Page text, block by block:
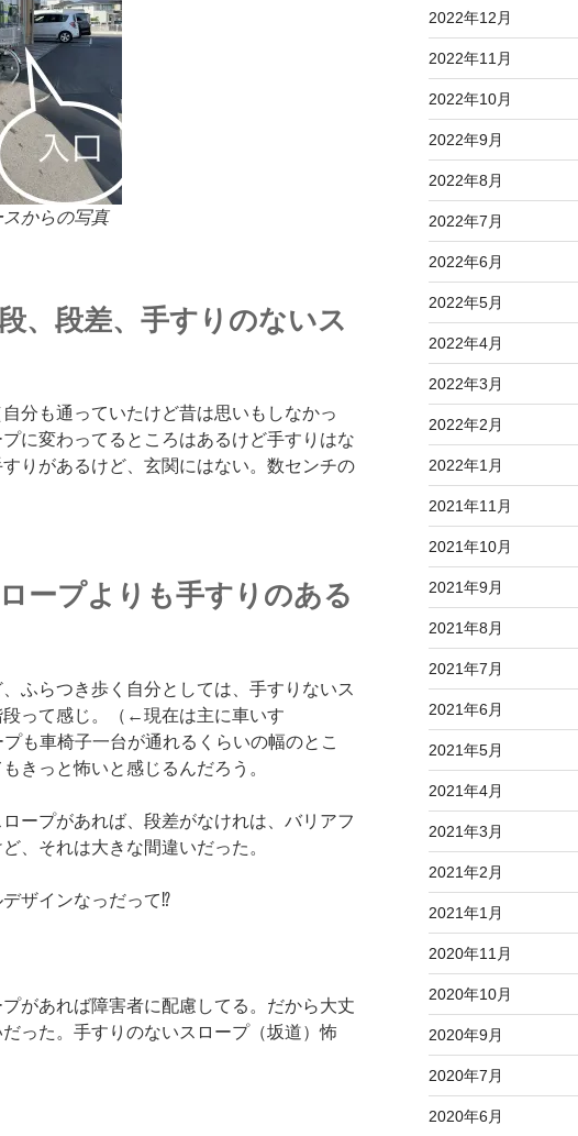
からの写真
、段差、手すりのないス
分も通っていたけど昔は思いもしなかっ
に変わってるところはあるけど手すりはな
りがあるけど、玄関にはない。数センチの
ープよりも手すりのある
ふらつき歩く自分としては、手すりないス
段って感じ。（←現在は主に車いす
も車椅子一台が通れるくらいの幅のとこ
きっと怖いと感じるんだろう。
ープがあれば、段差がなけれは、バリアフ
、それは大きな間違いだった。
ザインなっだって⁉︎
があれば障害者に配慮してる。だから大丈
った。手すりのないスロープ（坂道）怖
2022年12月
2022年11月
2022年10月
2022年9月
2022年8月
2022年7月
2022年6月
2022年5月
2022年4月
2022年3月
2022年2月
2022年1月
2021年11月
2021年10月
2021年9月
2021年8月
2021年7月
2021年6月
2021年5月
2021年4月
2021年3月
2021年2月
2021年1月
2020年11月
2020年10月
2020年9月
2020年7月
2020年6月